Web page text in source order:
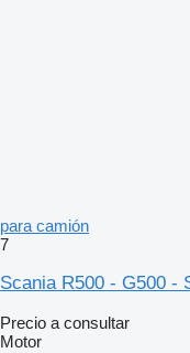
para camión
7
Scania R500 - G500 -
Precio a consultar
Motor